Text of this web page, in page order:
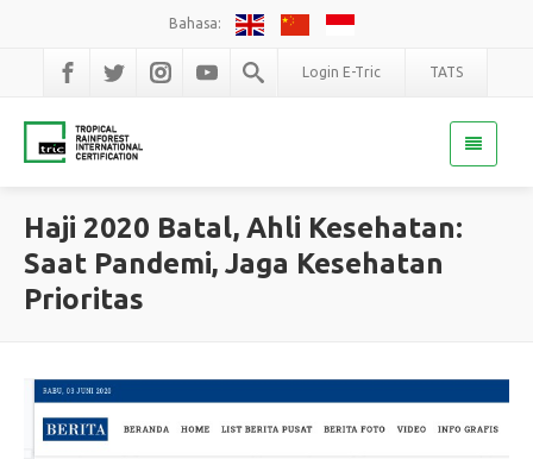
Bahasa:
Login E-Tric TATS
Haji 2020 Batal, Ahli Kesehatan:
Saat Pandemi, Jaga Kesehatan
Prioritas